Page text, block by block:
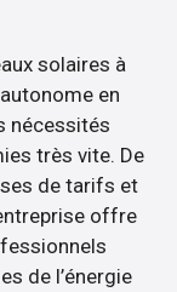
solaires à
en
nécessités
très vite. De
de tarifs et
offre
de l’énergie